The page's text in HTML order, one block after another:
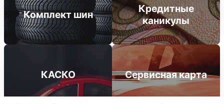
Комплект шин
Кредитные
каникулы
КАСКО Сервисная карта